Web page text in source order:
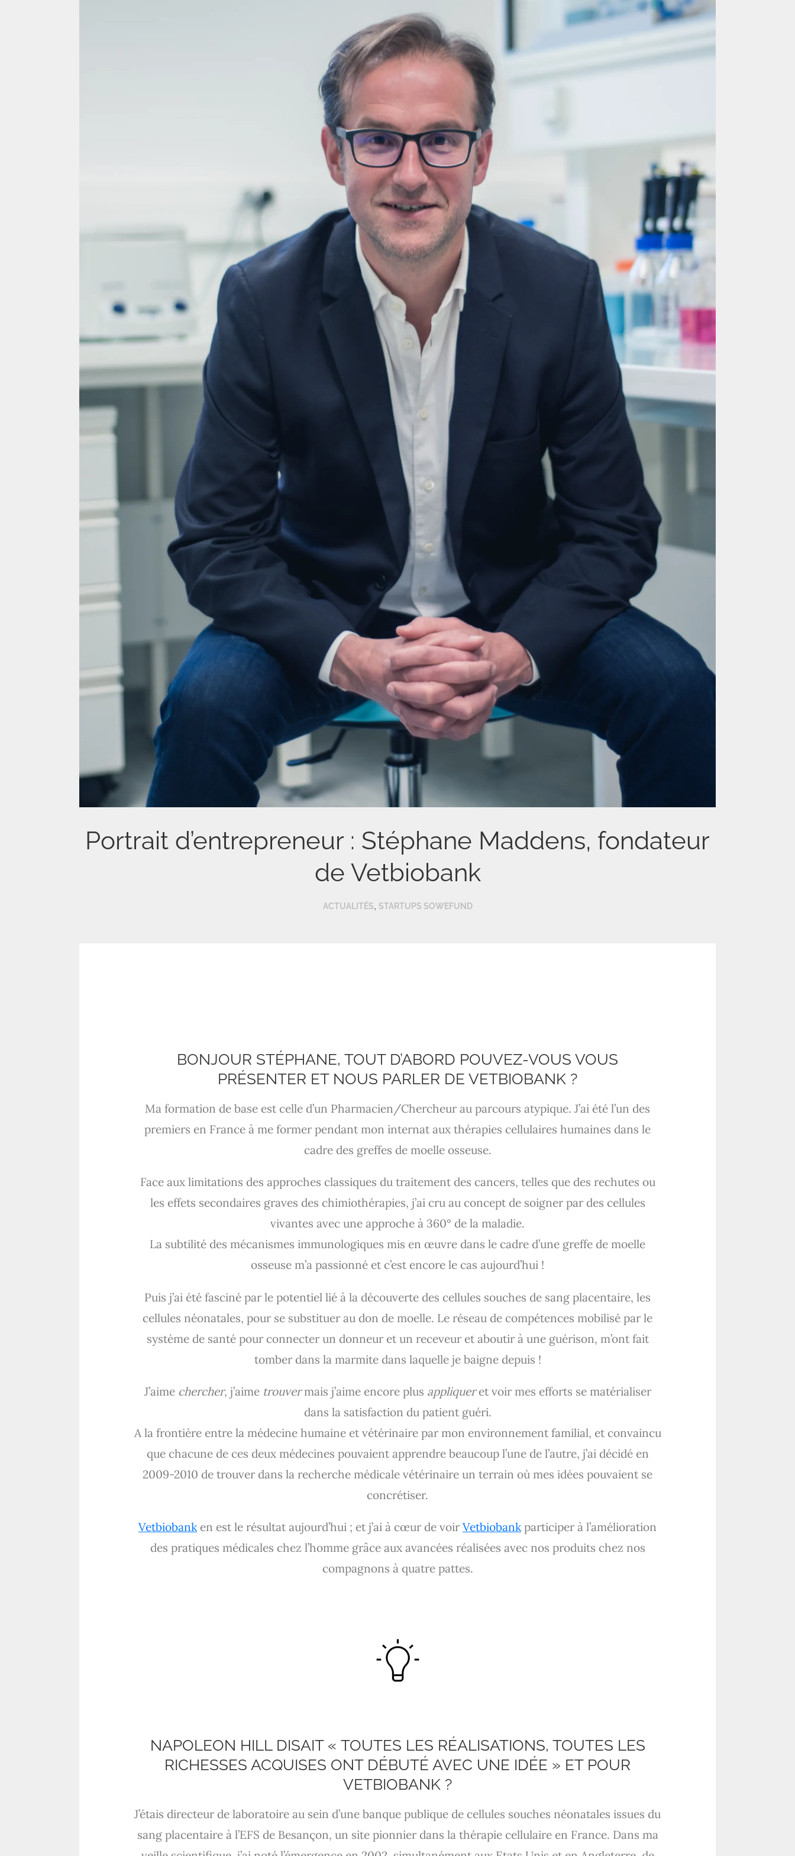
Portrait d’entrepreneur : Stéphane Maddens, fondateur
de Vetbiobank
ACTUALITÉS, STARTUPS SOWEFUND
BONJOUR STÉPHANE, TOUT D’ABORD POUVEZ-VOUS VOUS
PRÉSENTER ET NOUS PARLER DE VETBIOBANK ?
Ma formation de base est celle d’un Pharmacien/Chercheur au parcours atypique. J’ai été l’un des
premiers en France à me former pendant mon internat aux thérapies cellulaires humaines dans le
cadre des greffes de moelle osseuse.
Face aux limitations des approches classiques du traitement des cancers, telles que des rechutes ou
les effets secondaires graves des chimiothérapies, j’ai cru au concept de soigner par des cellules
vivantes avec une approche à 360° de la maladie.
La subtilité des mécanismes immunologiques mis en œuvre dans le cadre d’une greffe de moelle
osseuse m’a passionné et c’est encore le cas aujourd’hui !
Puis j’ai été fasciné par le potentiel lié à la découverte des cellules souches de sang placentaire, les
cellules néonatales, pour se substituer au don de moelle. Le réseau de compétences mobilisé par le
système de santé pour connecter un donneur et un receveur et aboutir à une guérison, m’ont fait
tomber dans la marmite dans laquelle je baigne depuis !
J’aime chercher, j’aime trouvermais j’aime encore plus appliqueret voir mes efforts se matérialiser
dans la satisfaction du patient guéri.
A la frontière entre la médecine humaine et vétérinaire par mon environnement familial, et convaincu
que chacune de ces deux médecines pouvaient apprendre beaucoup l’une de l’autre, j’ai décidé en
2009-2010 de trouver dans la recherche médicale vétérinaire un terrain où mes idées pouvaient se
concrétiser.
Vetbiobanken est le résultat aujourd’hui ; et j’ai à cœur de voir Vetbiobankparticiper à l’amélioration
des pratiques médicales chez l’homme grâce aux avancées réalisées avec nos produits chez nos
compagnons à quatre pattes.
NAPOLEON HILL DISAIT « TOUTES LES RÉALISATIONS, TOUTES LES
RICHESSES ACQUISES ONT DÉBUTÉ AVEC UNE IDÉE » ET POUR
VETBIOBANK ?
J’étais directeur de laboratoire au sein d’une banque publique de cellules souches néonatales issues du
sang placentaire à l’EFS de Besançon, un site pionnier dans la thérapie cellulaire en France. Dans ma